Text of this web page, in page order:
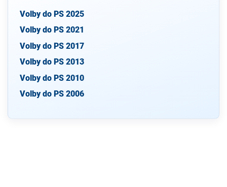
Volby do PS 2025
Volby do PS 2021
Volby do PS 2017
Volby do PS 2013
Volby do PS 2010
Volby do PS 2006